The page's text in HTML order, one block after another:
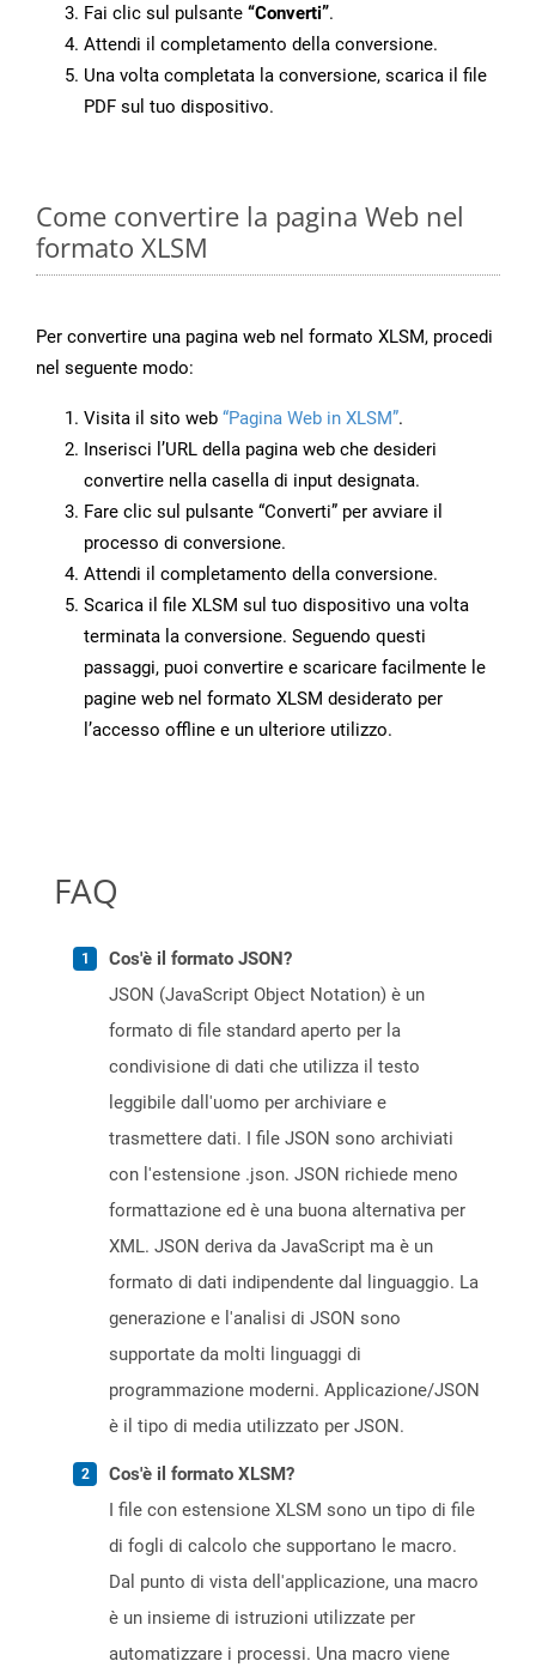
Fai clic sul pulsante “Converti”.
Attendi il completamento della conversione.
Una volta completata la conversione, scarica il file
PDF sul tuo dispositivo.
Come convertire la pagina Web nel
formato XLSM
Per convertire una pagina web nel formato XLSM, procedi
nel seguente modo:
Visita il sito web “Pagina Web in XLSM”.
Inserisci l’URL della pagina web che desideri
convertire nella casella di input designata.
Fare clic sul pulsante “Converti” per avviare il
processo di conversione.
Attendi il completamento della conversione.
Scarica il file XLSM sul tuo dispositivo una volta
terminata la conversione. Seguendo questi
passaggi, puoi convertire e scaricare facilmente le
pagine web nel formato XLSM desiderato per
l’accesso offline e un ulteriore utilizzo.
FAQ
Cos'è il formato JSON?
JSON (JavaScript Object Notation) è un
formato di file standard aperto per la
condivisione di dati che utilizza il testo
leggibile dall'uomo per archiviare e
trasmettere dati. I file JSON sono archiviati
con l'estensione .json. JSON richiede meno
formattazione ed è una buona alternativa per
XML. JSON deriva da JavaScript ma è un
formato di dati indipendente dal linguaggio. La
generazione e l'analisi di JSON sono
supportate da molti linguaggi di
programmazione moderni. Applicazione/JSON
è il tipo di media utilizzato per JSON.
Cos'è il formato XLSM?
I file con estensione XLSM sono un tipo di file
di fogli di calcolo che supportano le macro.
Dal punto di vista dell'applicazione, una macro
è un insieme di istruzioni utilizzate per
automatizzare i processi. Una macro viene